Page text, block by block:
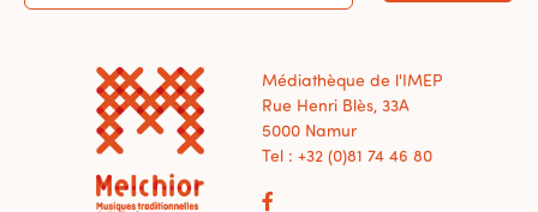
Médiathèque de l'IMEP
Rue Henri Blès, 33A
5000 Namur
Tel : +32 (0)81 74 46 80